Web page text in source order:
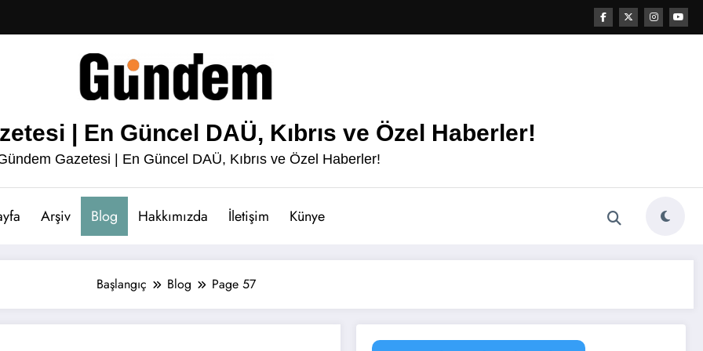
| En Güncel DAÜ, Kıbrıs ve Özel Haberler!
Gazetesi | En Güncel DAÜ, Kıbrıs ve Özel Haberler!
Arşiv Blog Hakkımızda İletişim Künye
Başlangıç Blog Page 57